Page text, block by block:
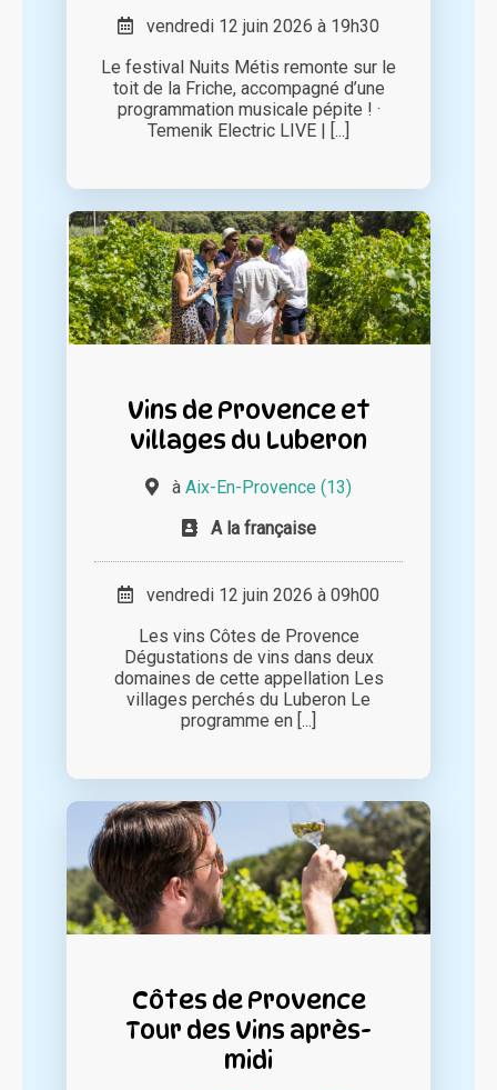
vendredi 12 juin 2026 à 19h30
Le festival Nuits Métis remonte sur le
toit de la Friche, accompagné d’une
programmation musicale pépite ! ·
Temenik Electric LIVE | [...]
Vins de Provence et
villages du Luberon
à Aix-En-Provence (13)
A la française
vendredi 12 juin 2026 à 09h00
Les vins Côtes de Provence
Dégustations de vins dans deux
domaines de cette appellation Les
villages perchés du Luberon Le
programme en [...]
Côtes de Provence
Tour des Vins après-
midi